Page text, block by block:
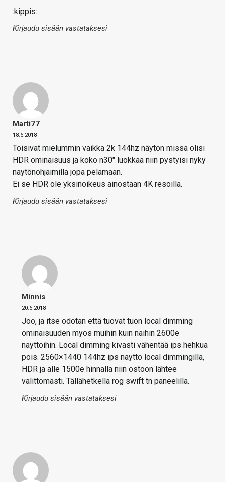
:kippis:
Kirjaudu sisään vastataksesi
Marti77
18.6.2018
Toisivat mielummin vaikka 2k 144hz näytön missä olisi
HDR ominaisuus ja koko n30" luokkaa niin pystyisi nyky
näytönohjaimilla jopa pelamaan.
Ei se HDR ole yksinoikeus ainostaan 4K resoilla.
Kirjaudu sisään vastataksesi
Minnis
20.6.2018
Joo, ja itse odotan että tuovat tuon local dimming
ominaisuuden myös muihin kuin näihin 2600e
näyttöihin. Local dimming kivasti vähentää ips hehkua
pois. 2560×1440 144hz ips näyttö local dimmingillä,
HDR ja alle 1500e hinnalla niin ostoon lähtee
välittömästi. Tällähetkellä rog swift tn paneelilla.
Kirjaudu sisään vastataksesi